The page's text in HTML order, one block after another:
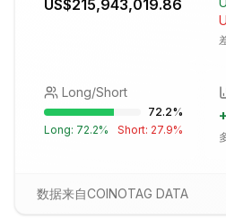
US$215,943,019.86
Long/Short
72.2%
Long: 72.2% Short: 27.9%
+
数据来自COINOTAG DATA